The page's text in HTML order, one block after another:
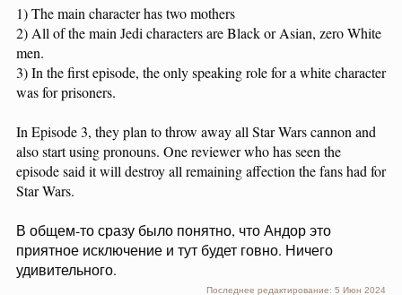
1) The main character has two mothers
2) All of the main Jedi characters are Black or Asian, zero White
men.
3) In the first episode, the only speaking role for a white character
was for prisoners.
In Episode 3, they plan to throw away all Star Wars cannon and
also start using pronouns. One reviewer who has seen the
episode said it will destroy all remaining affection the fans had for
Star Wars.
В общем-то сразу было понятно, что Андор это
приятное исключение и тут будет говно. Ничего
удивительного.
Последнее редактирование: 5 Июн 2024